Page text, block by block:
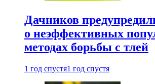
Дачников
о неэффективных
методах борьбы с тлей
1 год спустя1 год спустя